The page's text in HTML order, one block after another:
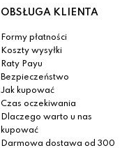
OBSŁUGA KLIENTA
Formy płatności
Koszty wysyłki
Raty Payu
Bezpieczeństwo
Jak kupować
Czas oczekiwania
Dlaczego warto u nas
kupować
Darmowa dostawa od 300